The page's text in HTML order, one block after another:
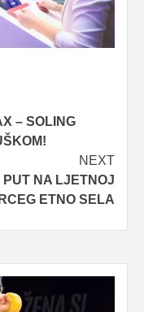
– SOLING
NEXT
NA LJETNOJ
ETNO SELA